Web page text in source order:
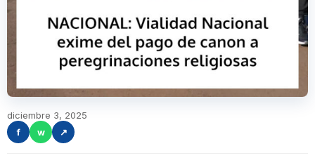
diciembre 3, 2025
f
w ↗